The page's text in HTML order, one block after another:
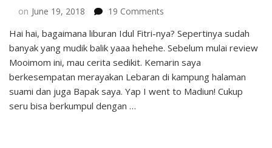
on June 19, 2018 19 Comments
Mooimom
Seamless
Slimming
Suit
dan
Hai hai, bagaimana liburan Idul Fitri-nya? Sepertinya sudah
banyak yang mudik balik yaaa hehehe. Sebelum mulai review
Mooimom ini, mau cerita sedikit. Kemarin saya
berkesempatan merayakan Lebaran di kampung halaman
suami dan juga Bapak saya. Yap I went to Madiun! Cukup
seru bisa berkumpul dengan …